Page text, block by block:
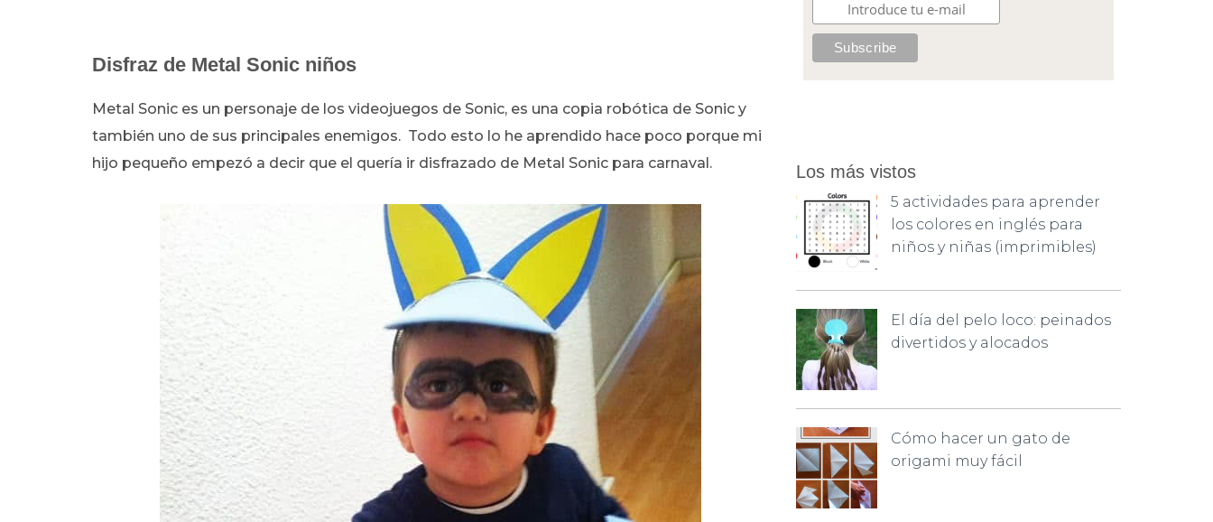
Disfraz de Metal Sonic niños
Metal Sonic es un personaje de los videojuegos de Sonic, es una copia robótica de Sonic y
también uno de sus principales enemigos. Todo esto lo he aprendido hace poco porque mi
hijo pequeño empezó a decir que el quería ir disfrazado de Metal Sonic para carnaval.
Los más vistos
5 actividades para aprender
los colores en inglés para
niños y niñas (imprimibles)
El día del pelo loco: peinados
divertidos y alocados
Cómo hacer un gato de
origami muy fácil